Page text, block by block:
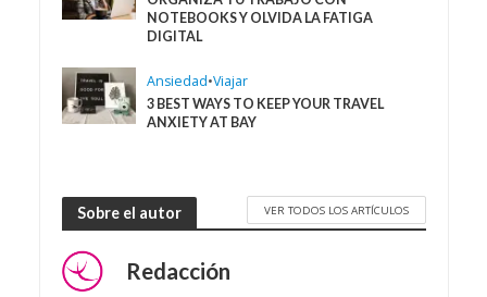
NOTEBOOKS Y OLVIDA LA FATIGA
DIGITAL
Ansiedad•Viajar
3 BEST WAYS TO KEEP YOUR TRAVEL
ANXIETY AT BAY
Sobre el autor VER TODOS LOS ARTÍCULOS
Redacción